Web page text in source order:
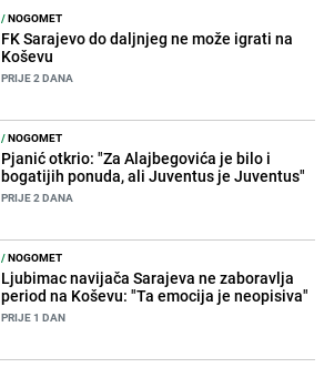
/NOGOMET
FK Sarajevo do daljnjeg ne može igrati na
Koševu
PRIJE 2 DANA
/NOGOMET
Pjanić otkrio: "Za Alajbegovića je bilo i
bogatijih ponuda, ali Juventus je Juventus"
PRIJE 2 DANA
/NOGOMET
Ljubimac navijača Sarajeva ne zaboravlja
period na Koševu: "Ta emocija je neopisiva"
PRIJE 1 DAN